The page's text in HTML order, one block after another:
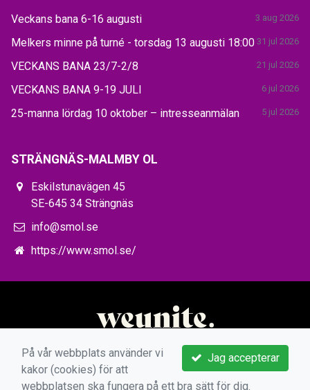
Veckans bana 6-16 augusti 3 aug 2026
Melkers minne på turné - torsdag 13 augusti 18:00 31 jul 2026
VECKANS BANA 23/7-2/8 21 jul 2026
VECKANS BANA 9-19 JULI 6 jul 2026
25-manna lördag 10 oktober – intresseanmälan 5 jul 2026
STRÄNGNÄS-MALMBY OL
Eskilstunavägen 45
SE-645 34 Strängnäs
info@smol.se
https://www.smol.se/
Jag accepterar
På vår webbplats använder vi
kakor (cookies) för att
webbplatsen ska fungera på ett bra sätt för dig.